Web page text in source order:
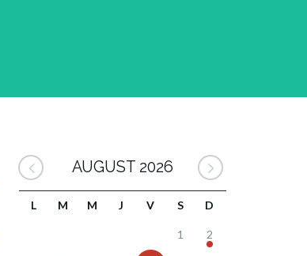
AUGUST 2026
L M M J V S D
1 2